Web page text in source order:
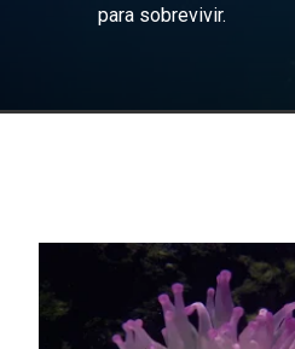
para sobrevivir.